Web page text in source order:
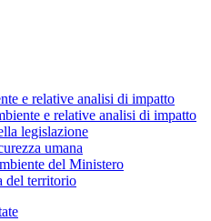
e relative analisi di impatto
e relative analisi di impatto
legislazione
umana
del Ministero
del territorio